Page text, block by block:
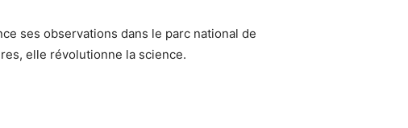
ses observations dans le parc national de
elle révolutionne la science.